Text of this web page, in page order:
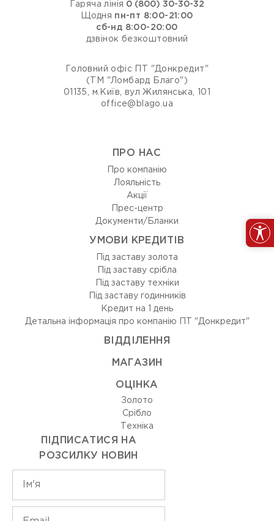
Гаряча лінія 0 (800) 30-30-32
Щодня пн-пт 8:00-21:00
сб-нд 8:00-20:00
дзвінок безкоштовний
Головний офіс ПТ "Донкредит"
(ТМ "Ломбард Благо")
01135, м.Київ, вул Жилянська, 101
office@blago.ua
ПРО НАС
Про компанію
Лояльність
Акції
Прес-центр
Документи/Бланки
УМОВИ КРЕДИТІВ
Під заставу золота
Під заставу срібла
Під заставу техніки
Під заставу годинників
Кредит на 1 день
Детальна інформація про компанію ПТ "Донкредит"
ВIДДIЛЕННЯ
МАГАЗИН
ОЦIНКА
Золото
Срiбло
Технiка
ПІДПИСАТИСЯ НА
РОЗСИЛКУ НОВИН